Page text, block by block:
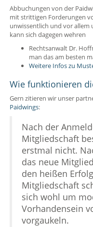
Abbuchungen von der
mit strittigen Forderungen
unwissentlich und vor allem
kann sich dagegen wehren
Rechtsanwalt Dr.
man das am besten
Weitere Infos zu
Wie funktionieren
Gern zitieren wir unser
Paidwings:
Nach der
Mitgliedschaft
erstmal nicht.
das neue
den heißen
Mitgliedschaft
sich wohl um
Vorhandensein
vorgaukeln.